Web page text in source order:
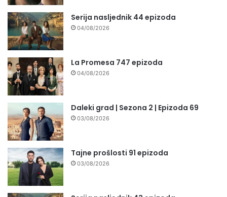
Serija nasljednik 44 epizoda
04/08/2026
La Promesa 747 epizoda
04/08/2026
Daleki grad | Sezona 2 | Epizoda 69
03/08/2026
Tajne prošlosti 91 epizoda
03/08/2026